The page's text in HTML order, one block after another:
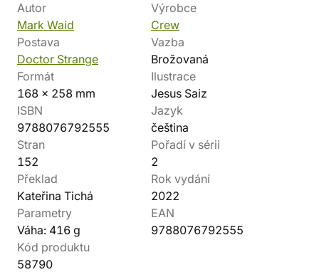
Autor
Mark Waid
Výrobce
Crew
Postava
Doctor Strange
Vazba
Brožovaná
Formát
168 x 258 mm
Ilustrace
Jesus Saiz
ISBN
9788076792555
Jazyk
čeština
Stran
152
Pořadí v sérii
2
Překlad
Kateřina Tichá
Rok vydání
2022
Parametry
Váha: 416 g
EAN
9788076792555
Kód produktu
58790